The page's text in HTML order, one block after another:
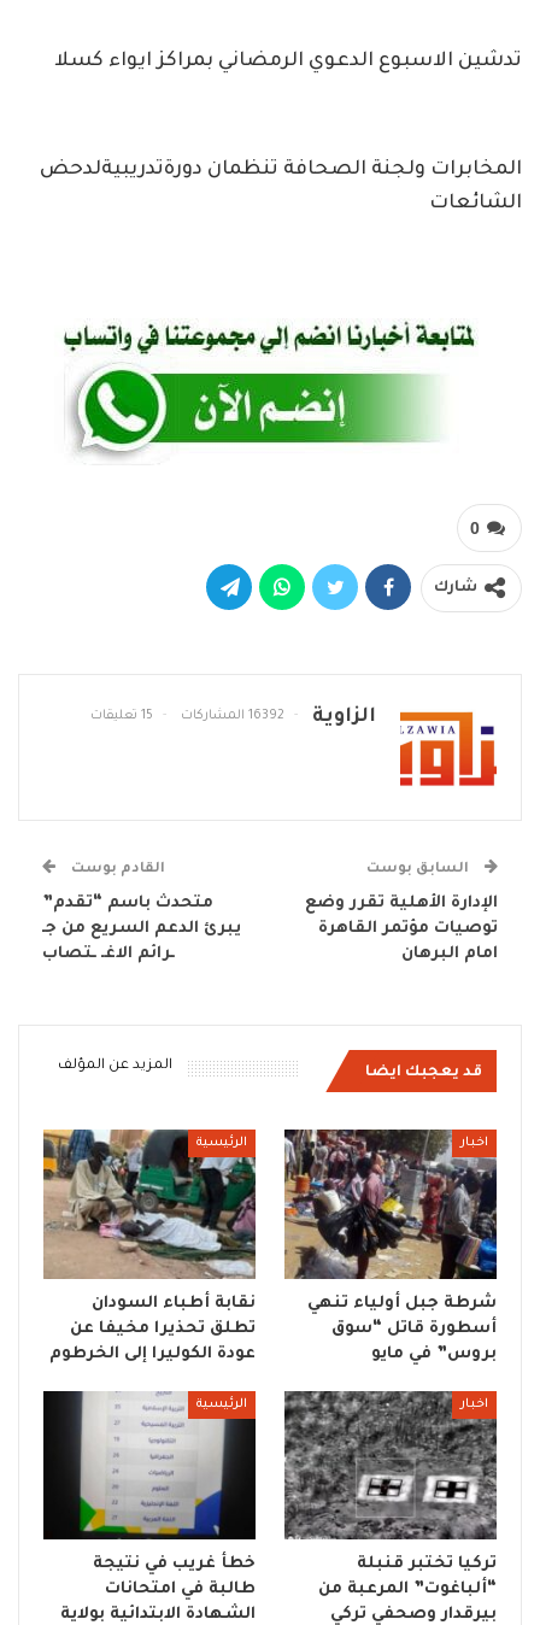
تدشين الاسبوع الدعوي الرمضاني بمراكز ايواء كسلا
المخابرات ولجنة الصحافة تنظمان دورةتدريبيةلدحض
الشائعات
0
شارك
الزاوية 16392 المشاركات 15 تعليقات
السابق بوست
الإدارة الأهلية تقرر وضع
توصيات مؤتمر القاهرة
امام البرهان
القادم بوست
متحدث باسم “تقدم”
يبرئ الدعم السريع من جـ
ـرائم الاغـ ـتصاب
قد يعجبك ايضا المزيد عن المؤلف
اخبار
شرطة جبل أولياء تنهي
أسطورة قاتل “سوق
بروس” في مايو
الرئيسية
نقابة أطباء السودان
تطلق تحذيرا مخيفا عن
عودة الكوليرا إلى الخرطوم
اخبار
تركيا تختبر قنبلة
“ألباغوت” المرعبة من
بيرقدار وصحفي تركي
الرئيسية
خطأ غريب في نتيجة
طالبة في امتحانات
الشهادة الابتدائية بولاية